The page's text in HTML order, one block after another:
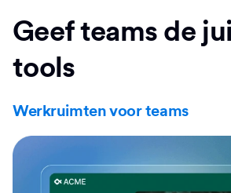
Geef teams de
tools
Werkruimten voor teams